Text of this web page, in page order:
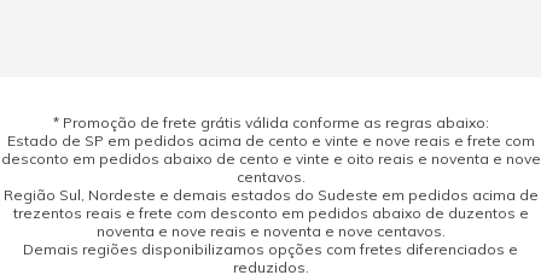
* Promoção de frete grátis válida conforme as regras abaixo:
Estado de SP em pedidos acima de cento e vinte e nove reais e frete com
desconto em pedidos abaixo de cento e vinte e oito reais e noventa e nove
centavos.
Região Sul, Nordeste e demais estados do Sudeste em pedidos acima de
trezentos reais e frete com desconto em pedidos abaixo de duzentos e
noventa e nove reais e noventa e nove centavos.
Demais regiões disponibilizamos opções com fretes diferenciados e
reduzidos.